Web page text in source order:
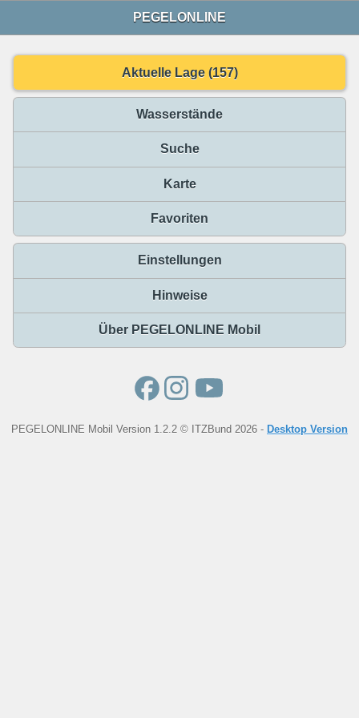
PEGELONLINE
Aktuelle Lage (157)
Wasserstände
Suche
Karte
Favoriten
Einstellungen
Hinweise
Über PEGELONLINE Mobil
PEGELONLINE Mobil Version 1.2.2 © ITZBund 2026 - Desktop Version